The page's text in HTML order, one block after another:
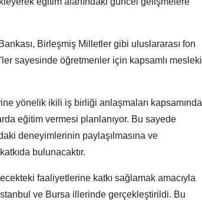
Birleşmiş Milletler gibi uluslararası fon
sayesinde öğretmenler için kapsamlı mesleki
yönelik ikili iş birliği anlaşmaları kapsamında
eğitim vermesi planlanıyor. Bu sayede
deneyimlerinin paylaşılmasına ve
bulunacaktır.
faaliyetlerine katkı sağlamak amacıyla
ve Bursa illerinde gerçekleştirildi. Bu